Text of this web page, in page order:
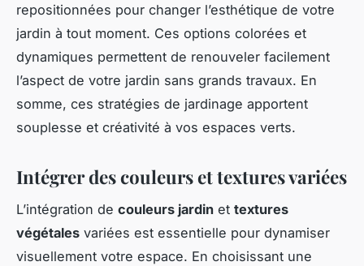
repositionnées pour changer l’esthétique de votre
jardin à tout moment. Ces options colorées et
dynamiques permettent de renouveler facilement
l’aspect de votre jardin sans grands travaux. En
somme, ces stratégies de jardinage apportent
souplesse et créativité à vos espaces verts.
Intégrer des couleurs et textures variées
L’intégration de couleurs jardin et textures
végétales variées est essentielle pour dynamiser
visuellement votre espace. En choisissant une